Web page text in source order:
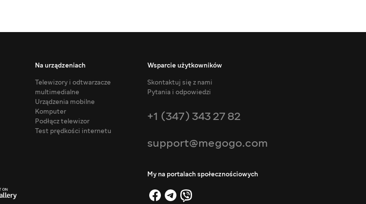
Na urządzeniach
Telewizory i odtwarzacze
multimedialne
Urządzenia mobilne
Komputer
Podłącz telewizor
Test prędkości internetu
Wsparcie użytkowników
Skontaktuj się z nami
Pytania i odpowiedzi
+1 (347) 343 27 82
support@megogo.com
My na portalach społecznościowych